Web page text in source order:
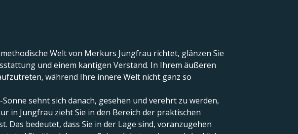
Welt von Merkurs Jungfrau richtet, glänzen Sie
und einem kantigen Verstand. In Ihrem äußeren
während Ihre innere Welt nicht ganz so
sehnt sich danach, gesehen und verehrt zu werden,
in Jungfrau zieht Sie in den Bereich der praktischen
Das bedeutet, dass Sie in der Lage sind, voranzugehen